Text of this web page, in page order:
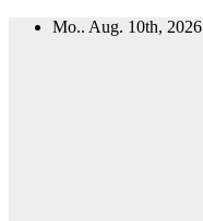
Zum
Mo.. Aug. 10th, 2026